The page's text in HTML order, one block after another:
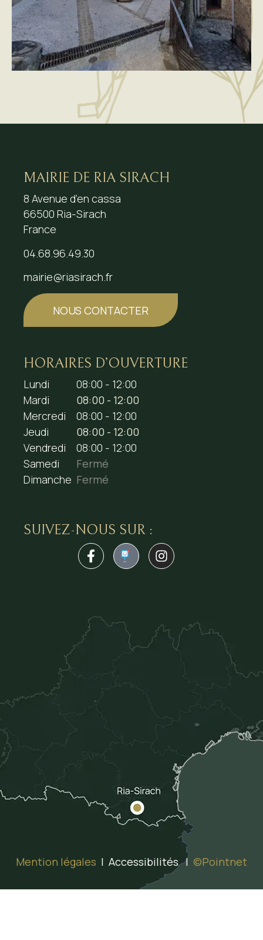
MAIRIE DE RIA SIRACH
8 Avenue d’en cassa
66500 Ria-Sirach
France
04.68.96.49.30
mairie@riasirach.fr
NOUS CONTACTER
HORAIRES D’OUVERTURE
Lundi
08:00 - 12:00
Mardi
08:00 - 12:00
Mercredi
08:00 - 12:00
Jeudi
08:00 - 12:00
Vendredi
08:00 - 12:00
Samedi
Fermé
Dimanche Fermé
SUIVEZ-NOUS SUR :
1
Mention légales | Accessibilités | ©Pointnet